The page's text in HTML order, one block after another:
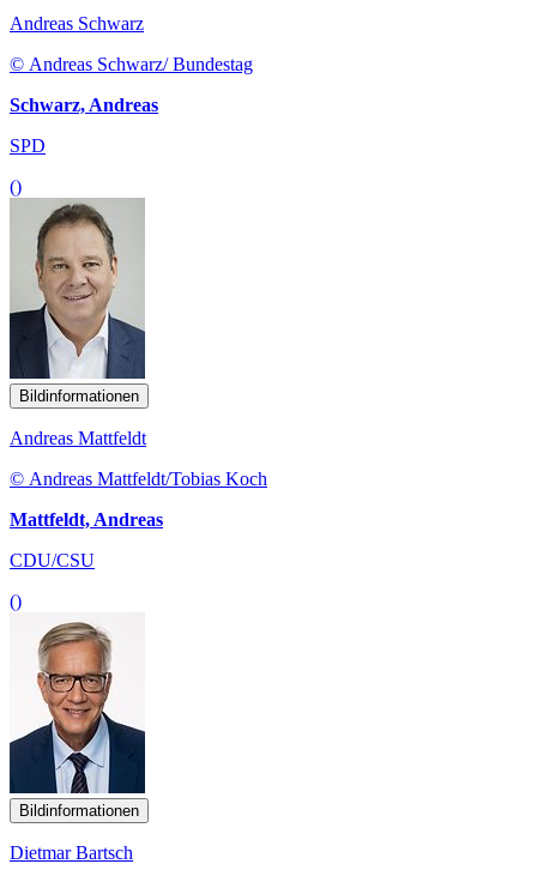
Andreas Schwarz
© Andreas Schwarz/ Bundestag
Schwarz, Andreas
SPD
()
Bildinformationen
Andreas Mattfeldt
© Andreas Mattfeldt/Tobias Koch
Mattfeldt, Andreas
CDU/CSU
()
Bildinformationen
Dietmar Bartsch